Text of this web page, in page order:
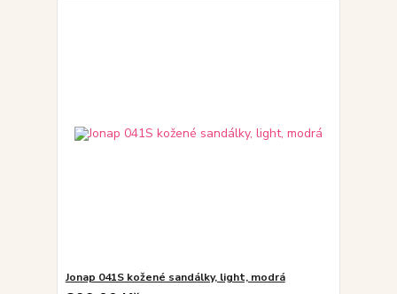
Jonap 041S kožené sandálky, light, modrá